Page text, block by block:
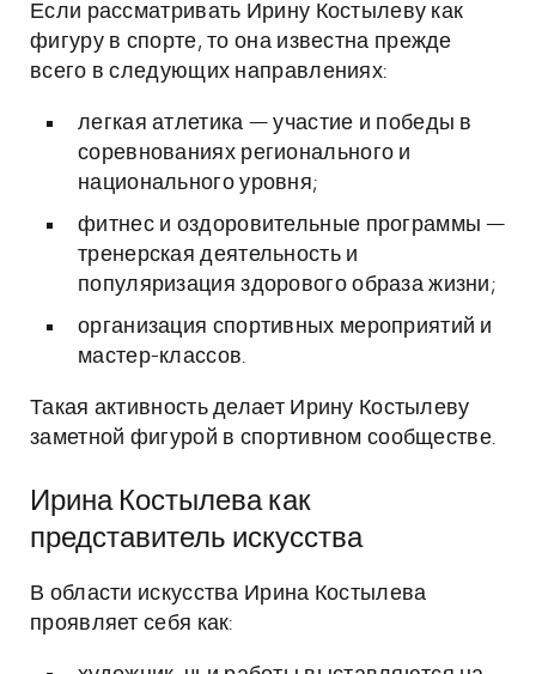
Если рассматривать Ирину Костылеву как
фигуру в спорте, то она известна прежде
всего в следующих направлениях:
легкая атлетика — участие и победы в
соревнованиях регионального и
национального уровня;
фитнес и оздоровительные программы —
тренерская деятельность и
популяризация здорового образа жизни;
организация спортивных мероприятий и
мастер-классов.
Такая активность делает Ирину Костылеву
заметной фигурой в спортивном сообществе.
Ирина Костылева как
представитель искусства
В области искусства Ирина Костылева
проявляет себя как: